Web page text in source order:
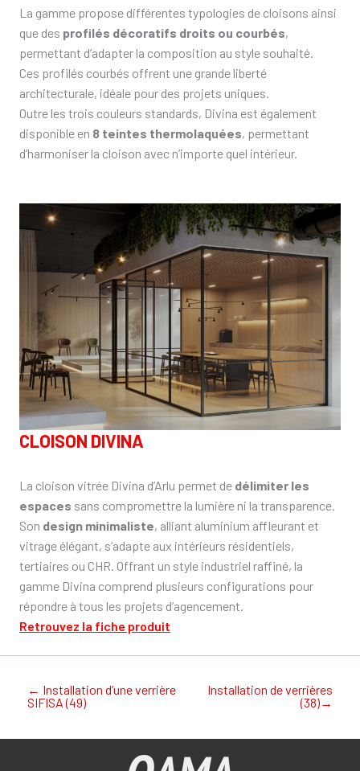
La gamme propose différentes typologies de cloisons ainsi
que des profilés décoratifs droits ou courbés,
permettant d’adapter la composition au style souhaité.
Ces profilés courbés offrent une grande liberté
architecturale, idéale pour des projets uniques.
Outre les trois couleurs standards, Divina est également
disponible en 8 teintes thermolaquées, permettant
d’harmoniser la cloison avec n’importe quel intérieur.
CLOISON DIVINA
La cloison vitrée Divina d’Arlu permet de délimiter les
espaces sans compromettre la lumière ni la transparence.
Son design minimaliste, alliant aluminium affleurant et
vitrage élégant, s’adapte aux intérieurs résidentiels,
tertiaires ou CHR. Offrant un style industriel raffiné, la
gamme Divina comprend plusieurs configurations pour
répondre à tous les projets d’agencement.
Retrouvez la fiche produit
Installation de verrières
(38)→
← Installation d’une verrière
SIFISA (49)